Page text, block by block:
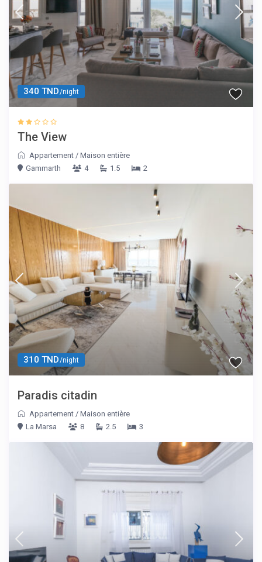
340 TND/night
The View
Appartement /Maison entière
Gammarth
4 1.5 2
310 TND/night
Paradis citadin
Appartement /Maison entière
La Marsa
8 2.5 3